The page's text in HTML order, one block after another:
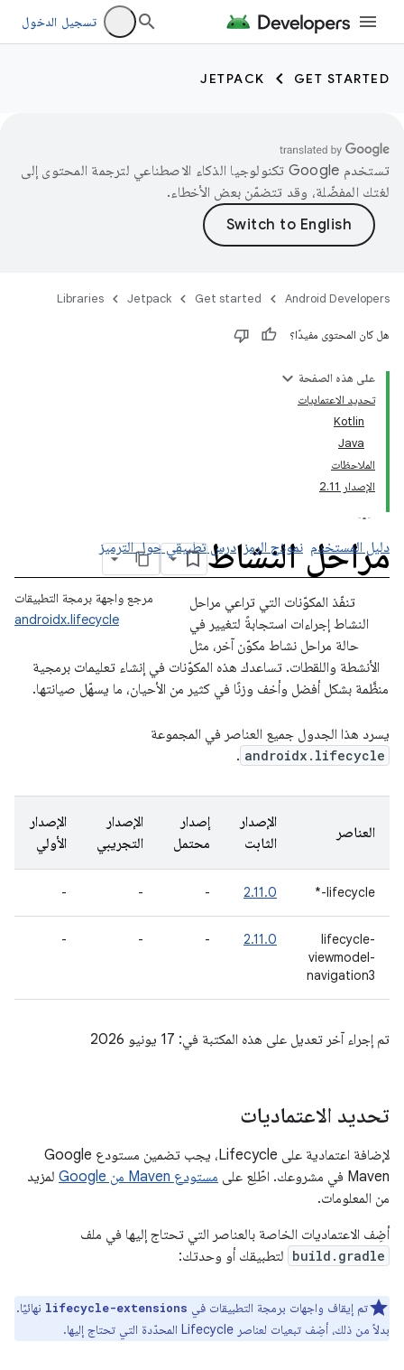
تسجيل الدخول
GET STARTED
JETPACK
تستخدم Google تكنولوجيا الذكاء الاصطناعي لترجمة المحتوى إلى
لغتك المفضّلة، وقد تتضمّن بعض الأخطاء.
Android Developers
Get started
Jetpack
Libraries
هل كان المحتوى مفيدًا؟
على هذه الصفحة
تحديد الاعتماديات
Kotlin
Java
الملاحظات
الإصدار 2.11
مراحل النشاط
دليل المستخدم نموذج الرمز درس تطبيقي حول الترميز
مرجع واجهة برمجة التطبيقات
androidx.lifecycle
تنفّذ المكوّنات التي تراعي مراحل
النشاط إجراءات استجابةً لتغيير في
حالة مراحل نشاط مكوّن آخر، مثل
الأنشطة واللقطات. تساعدك هذه المكوّنات في إنشاء تعليمات برمجية
منظَّمة بشكل أفضل وأخف وزنًا في كثير من الأحيان، ما يسهّل صيانتها.
يسرد هذا الجدول جميع العناصر في المجموعة
androidx.lifecycle
.
العناصر
الإصدار
الثابت
إصدار
محتمل
الإصدار
التجريبي
الإصدار
الأولي
lifecycle-*
2.11.0
-
-
-
lifecycle-
viewmodel-
navigation3
2.11.0
-
-
-
تم إجراء آخر تعديل على هذه المكتبة في: 17 يونيو 2026
تحديد الاعتماديات
لإضافة اعتمادية على Lifecycle، يجب تضمين مستودع Google
Maven في مشروعك. اطّلِع على
مستودع Maven من Google
لمزيد
من المعلومات.
أضِف الاعتماديات الخاصة بالعناصر التي تحتاج إليها في ملف
build.gradle لتطبيقك أو وحدتك:
تم إيقاف واجهات برمجة التطبيقات في lifecycle-extensions نهائيًا.
بدلاً من ذلك، أضِف تبعيات لعناصر Lifecycle المحدّدة التي تحتاج إليها.